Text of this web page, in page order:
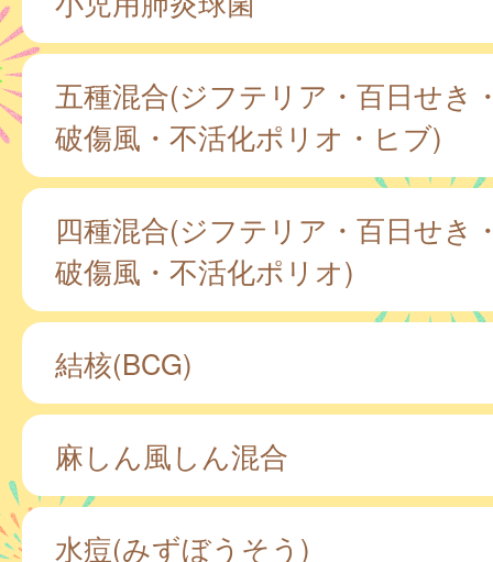
五種混合(ジフテリア・百日せき
破傷風・不活化ポリオ・ヒブ)
四種混合(ジフテリア・百日せき
破傷風・不活化ポリオ)
結核(BCG)
麻しん風しん混合
水痘(みずぼうそう)